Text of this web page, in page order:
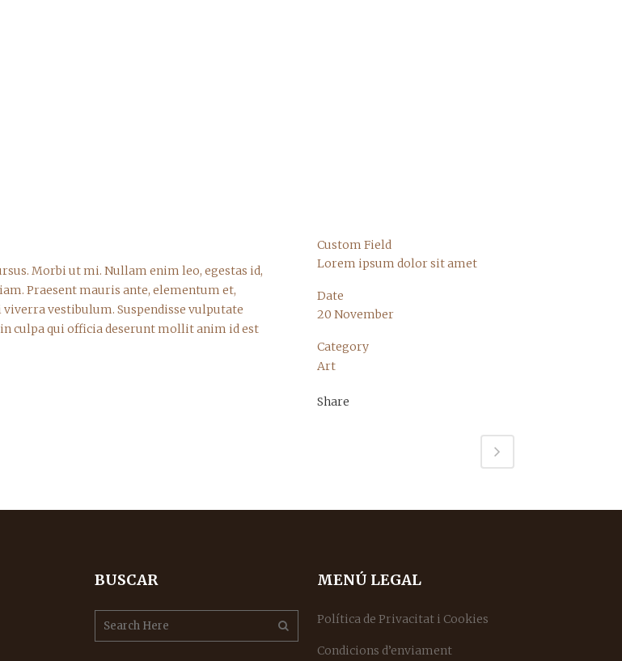
Morbi ut mi. Nullam enim leo, egestas id,
Praesent mauris ante, elementum et,
vestibulum. Suspendisse vulputate
culpa qui officia deserunt mollit anim id est
Custom Field
Lorem ipsum dolor sit amet
Date
20 November
Category
Art
Share
BUSCAR MENÚ LEGAL
Política de Privacitat i Cookies
Condicions d’enviament